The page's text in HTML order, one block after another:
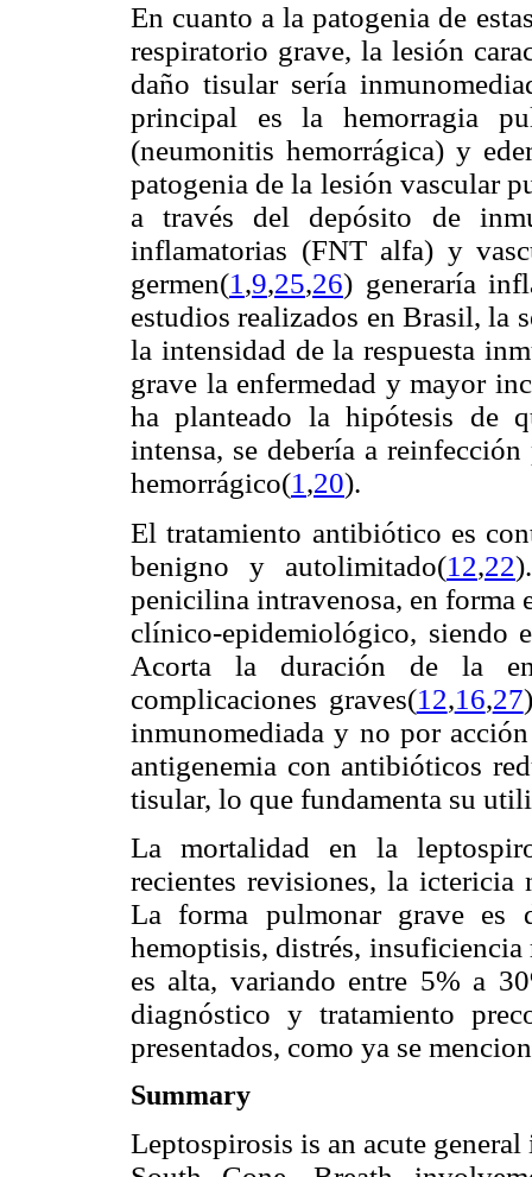
En cuanto a la patogenia de
respiratorio grave, la lesión
daño tisular sería
principal es la hemorragia
(neumonitis hemorrágica) y
patogenia de la lesión vascular
a través del depósito de
inflamatorias (FNT alfa) y
germen(1 ,9,25,26) generaría
estudios realizados en Brasil, la
la intensidad de la respuesta
grave la enfermedad y mayor
ha planteado la hipótesis de
intensa, se debería a
hemorrágico(1 ,20).
El tratamiento antibiótico es
benigno y autolimitado(12,22
penicilina intravenosa, en forma
clínico-epidemiológico, siendo
Acorta la duración de la
complicaciones graves(12,16,27
inmunomediada y no por
antigenemia con antibióticos
tisular, lo que fundamenta su
La mortalidad en la
recientes revisiones, la ictericia
La forma pulmonar grave
hemoptisis, distrés,
es alta, variando entre 5% a
diagnóstico y tratamiento
presentados, como ya se
Summary
Leptospirosis is an acute